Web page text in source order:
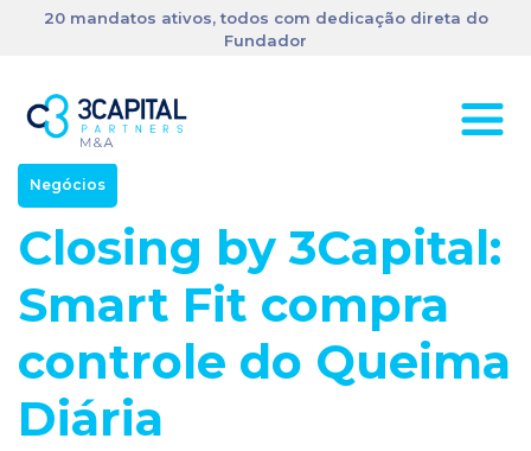
20 mandatos ativos, todos com dedicação direta do
Fundador
Negócios
Closing by 3Capital:
Smart Fit compra
controle do Queima
Diária